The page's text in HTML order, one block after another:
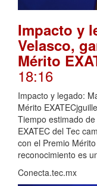
Impacto y
Velasco,
Mérito
18:16
Impacto y legado:
Mérito
Tiempo estimado
EXATEC del Tec
con el Premio
reconocimiento es
Conecta.tec.mx